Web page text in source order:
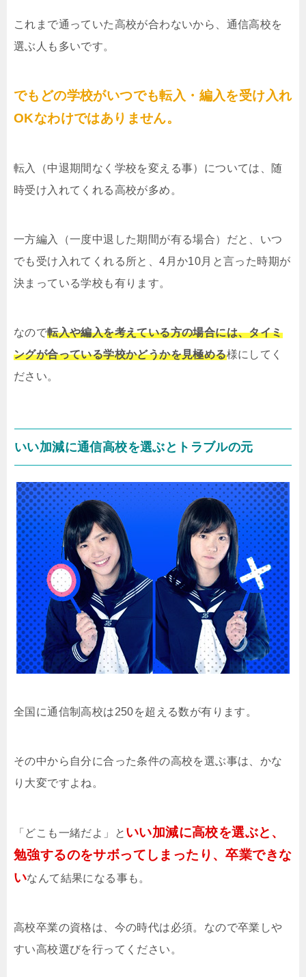
これまで通っていた高校が合わないから、通信高校を
選ぶ人も多いです。
でもどの学校がいつでも転入・編入を受け入れ
OKなわけではありません。
転入（中退期間なく学校を変える事）については、随
時受け入れてくれる高校が多め。
一方編入（一度中退した期間が有る場合）だと、いつ
でも受け入れてくれる所と、4月か10月と言った時期が
決まっている学校も有ります。
なので転入や編入を考えている方の場合には、タイミ
ングが合っている学校かどうかを見極める様にしてく
ださい。
いい加減に通信高校を選ぶとトラブルの元
全国に通信制高校は250を超える数が有ります。
その中から自分に合った条件の高校を選ぶ事は、かな
り大変ですよね。
「どこも一緒だよ」と いい加減に高校を選ぶと、
勉強するのをサボってしまったり、卒業できな
いなんて結果になる事も。
高校卒業の資格は、今の時代は必須。なので卒業しや
すい高校選びを行ってください。